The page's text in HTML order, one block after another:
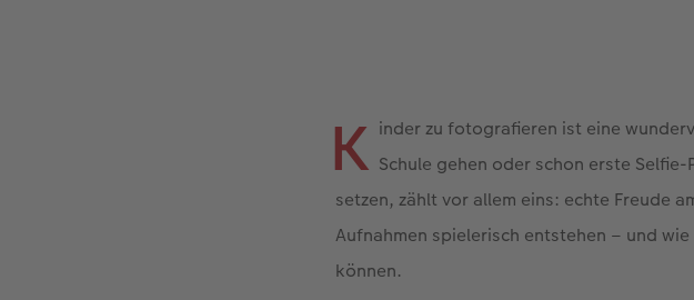
K inder zu fotografieren ist eine
Schule gehen oder schon erste
setzen, zählt vor allem eins: echte Freude
Aufnahmen spielerisch entstehen – und
können.